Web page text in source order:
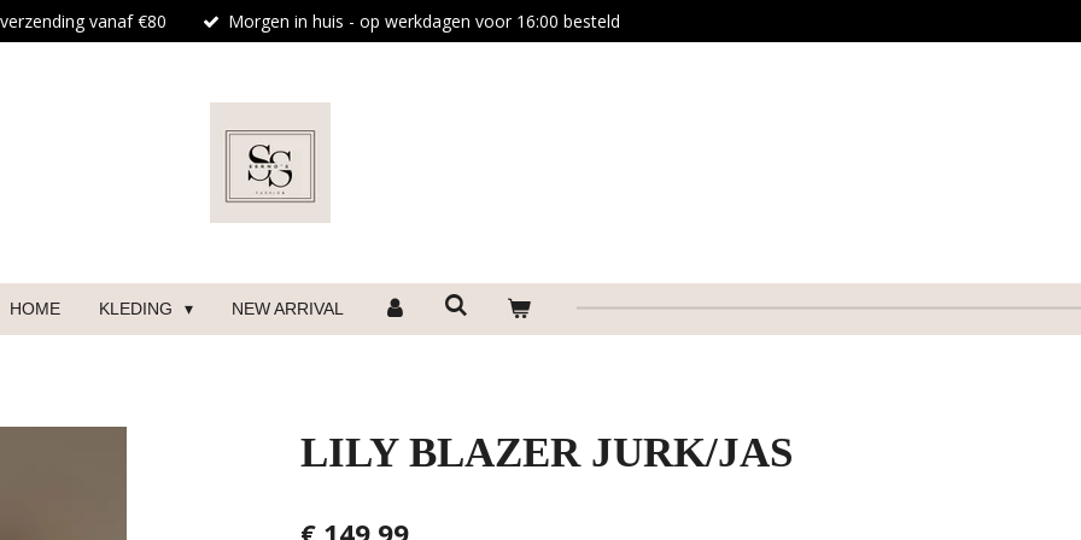
vanaf €80 Morgen in huis - op werkdagen voor 16:00 besteld
HOME KLEDING NEW ARRIVAL
LILY BLAZER JURK/JAS